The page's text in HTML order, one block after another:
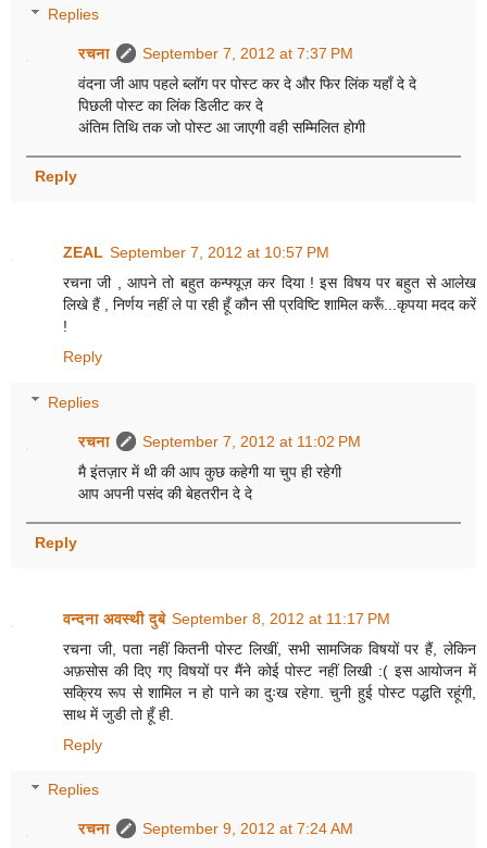
Replies
रचना
September 7, 2012 at 7:37 PM
वंदना जी आप पहले ब्लॉग पर पोस्ट कर दे और फिर लिंक यहाँ दे दे
पिछली पोस्ट का लिंक डिलीट कर दे
अंतिम तिथि तक जो पोस्ट आ जाएगी वही सम्मिलित होगी
Reply
ZEAL September 7, 2012 at 10:57 PM
रचना जी , आपने तो बहुत कन्फ्यूज़ कर दिया ! इस विषय पर बहुत से आलेख
लिखे हैं , निर्णय नहीं ले पा रही हूँ कौन सी प्रविष्टि शामिल करूँ...कृपया मदद करें
!
Reply
Replies
रचना
September 7, 2012 at 11:02 PM
मै इंतज़ार में थी की आप कुछ कहेगी या चुप ही रहेगी
आप अपनी पसंद की बेहतरीन दे दे
Reply
वन्दना अवस्थी दुबे September 8, 2012 at 11:17 PM
रचना जी, पता नहीं कितनी पोस्ट लिखीं, सभी सामजिक विषयों पर हैं, लेकिन
अफ़सोस की दिए गए विषयों पर मैंने कोई पोस्ट नहीं लिखी :( इस आयोजन में
सक्रिय रूप से शामिल न हो पाने का दुःख रहेगा. चुनी हुई पोस्ट पद्धति रहूंगी,
साथ में जुडी तो हूँ ही.
Reply
Replies
रचना September 9, 2012 at 7:24 AM